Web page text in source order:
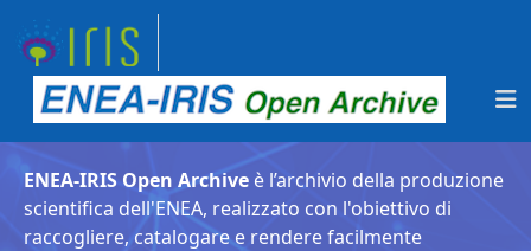
ENEA-IRIS Open Archive è l’archivio della produzione
scientifica dell'ENEA, realizzato con l'obiettivo di
raccogliere, catalogare e rendere facilmente